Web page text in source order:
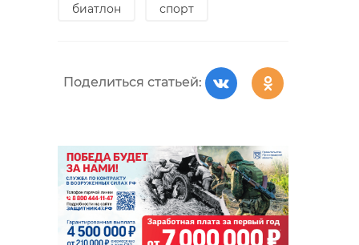
биатлон спорт
Поделиться статьей: